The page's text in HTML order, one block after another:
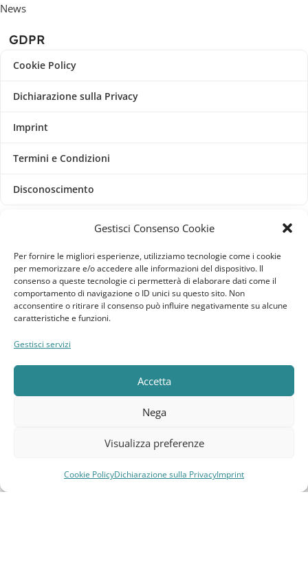
Gestisci Consenso Cookie
Per fornire le migliori esperienze, utilizziamo tecnologie come i cookie
per memorizzare e/o accedere alle informazioni del dispositivo. Il
consenso a queste tecnologie ci permetterà di elaborare dati come il
comportamento di navigazione o ID unici su questo sito. Non
acconsentire o ritirare il consenso può influire negativamente su alcune
caratteristiche e funzioni.
Gestisci servizi
Accetta
Nega
Visualizza preferenze
Cookie PolicyDichiarazione sulla PrivacyImprint
News
GDPR
Cookie Policy
Dichiarazione sulla Privacy
Imprint
Termini e Condizioni
Disconoscimento
Pagine Dedicate
Raffrescatori Evaporativi Industriali
CLIENTE
Bacheca cliente
Ordini
Metodi di pagamento
Dettagli account
Lista dei desideri
CarrelloMenu